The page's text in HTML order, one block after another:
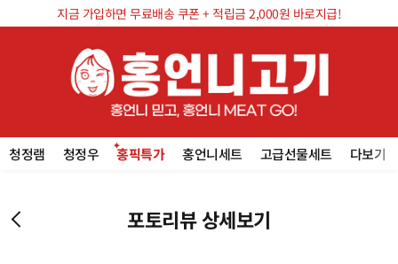
지금 가입하면 무료배송 쿠폰 + 적립금 2,000원 바로지급!
청정램 청정우 홍픽특가 홍언니세트 고급선물세트 다보기
포토리뷰 상세보기